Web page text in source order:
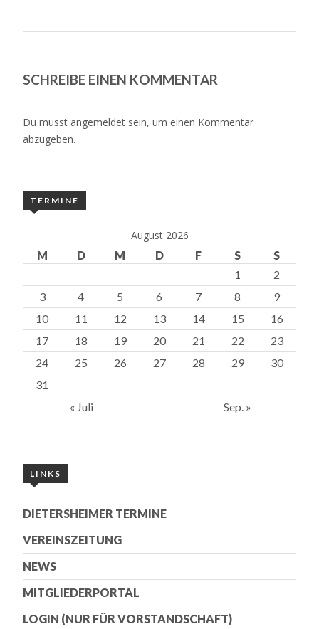
SCHREIBE EINEN KOMMENTAR
Du musst angemeldet sein, um einen Kommentar
abzugeben.
TERMINE
August 2026
M
D M D F S
S
1
2
3
4 5 6 7 8
9
10
11 12 13 14 15
16
17
18 19 20 21 22
23
24
25 26 27 28 29
30
31
« Juli
Sep. »
LINKS
DIETERSHEIMER TERMINE
VEREINSZEITUNG
NEWS
MITGLIEDERPORTAL
LOGIN (NUR FÜR VORSTANDSCHAFT)